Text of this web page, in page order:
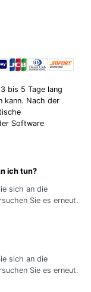
bis 5 Tage lang
kann. Nach der
Software
ich tun?
sich an die
Sie es erneut.
sich an die
Sie es erneut.